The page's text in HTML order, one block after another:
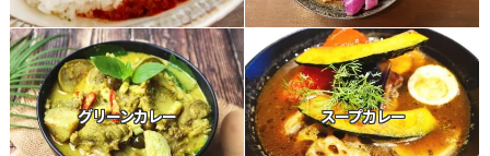
グリーンカレー スープカレー